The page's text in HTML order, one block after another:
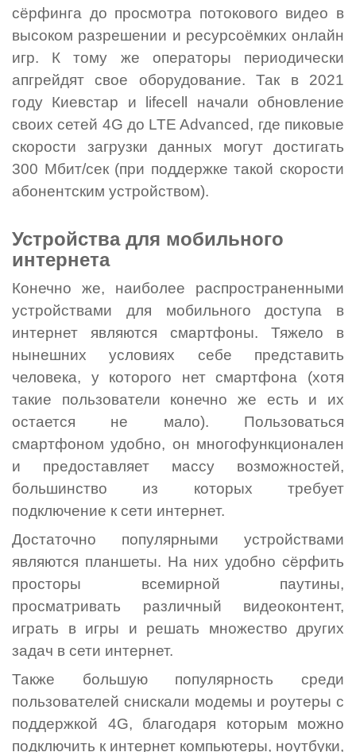
сёрфинга до просмотра потокового видео в
высоком разрешении и ресурсоёмких онлайн
игр. К тому же операторы периодически
апгрейдят свое оборудование. Так в 2021
году Киевстар и lifecell начали обновление
своих сетей 4G до LTE Advanced, где пиковые
скорости загрузки данных могут достигать
300 Мбит/сек (при поддержке такой скорости
абонентским устройством).
Устройства для мобильного
интернета
Конечно же, наиболее распространенными
устройствами для мобильного доступа в
интернет являются смартфоны. Тяжело в
нынешних условиях себе представить
человека, у которого нет смартфона (хотя
такие пользователи конечно же есть и их
остается не мало). Пользоваться
смартфоном удобно, он многофункционален
и предоставляет массу возможностей,
большинство из которых требует
подключение к сети интернет.
Достаточно популярными устройствами
являются планшеты. На них удобно сёрфить
просторы всемирной паутины,
просматривать различный видеоконтент,
играть в игры и решать множество других
задач в сети интернет.
Также большую популярность среди
пользователей снискали модемы и роутеры с
поддержкой 4G, благодаря которым можно
подключить к интернет компьютеры, ноутбуки,